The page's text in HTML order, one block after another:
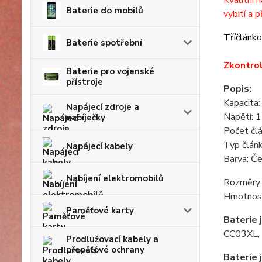
Baterie do mobilů
Baterie spotřební
Baterie pro vojenské
přístroje
Napájecí zdroje a
nabíječky
Napájecí kabely
Nabíjení elektromobilů
Paměťové karty
Prodlužovací kabely a
přepěťové ochrany
vybití a
Popis:
Napětí:
Počet
Typ
Barva:
Baterie
Baterie